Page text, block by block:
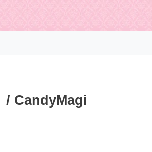
/ CandyMagi